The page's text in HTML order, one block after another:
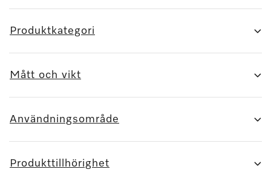
Produktkategori
Mått och vikt
Användningsområde
Produkttillhörighet